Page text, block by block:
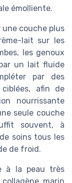
émolliente.
une couche plus
lait sur les
les genoux
un lait fluide
par des
afin de
nourrissante
seule couche
souvent, à
soins tous les
de froid.
à la peau très